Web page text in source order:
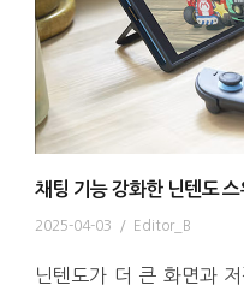
채팅 기능 강화한 닌텐도
2025-04-03 / Editor_B
닌텐도가 더 큰 화면과